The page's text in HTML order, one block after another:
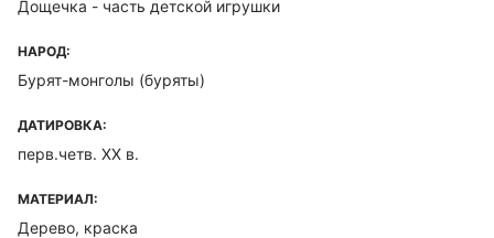
Дощечка - часть детской игрушки
НАРОД:
Бурят-монголы (буряты)
ДАТИРОВКА:
перв.четв. XX в.
МАТЕРИАЛ:
Дерево, краска